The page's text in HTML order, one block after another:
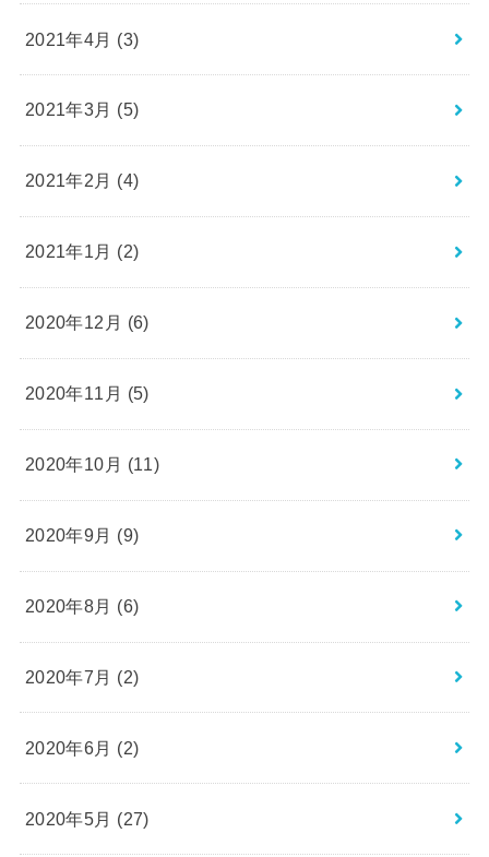
2021年4月 (3)
2021年3月 (5)
2021年2月 (4)
2021年1月 (2)
2020年12月 (6)
2020年11月 (5)
2020年10月 (11)
2020年9月 (9)
2020年8月 (6)
2020年7月 (2)
2020年6月 (2)
2020年5月 (27)